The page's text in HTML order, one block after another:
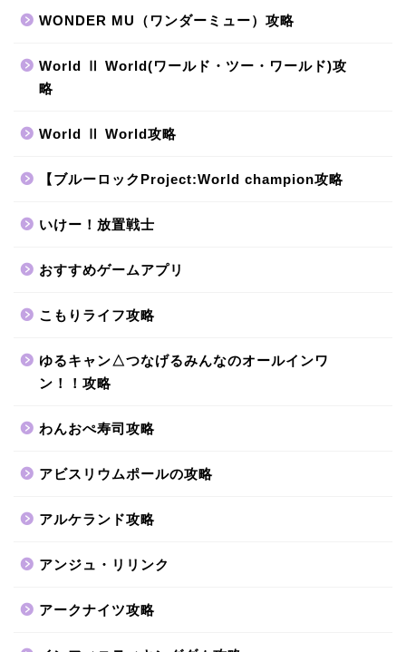
WONDER MU（ワンダーミュー）攻略
World Ⅱ World(ワールド・ツー・ワールド)攻
略
World Ⅱ World攻略
【ブルーロックProject:World champion攻略
いけー！放置戦士
おすすめゲームアプリ
こもりライフ攻略
ゆるキャン△つなげるみんなのオールインワ
ン！！攻略
わんおぺ寿司攻略
アビスリウムポールの攻略
アルケランド攻略
アンジュ・リリンク
アークナイツ攻略